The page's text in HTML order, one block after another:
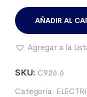
K15000-
COM.
A
y
-
J
AÑADIR AL
Agregar a la
SKU: C926.6
Categoría: